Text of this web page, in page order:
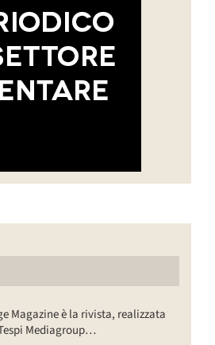
Magazine è la rivista, realizzata
Mediagroup…